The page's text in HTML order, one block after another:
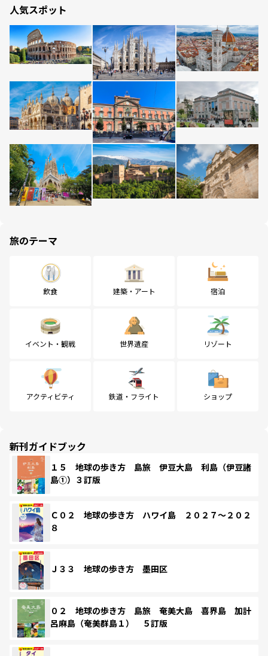
人気スポット
旅のテーマ
飲食 建築・アート 宿泊
イベント・観戦 世界遺産 リゾート
アクティビティ 鉄道・フライト ショップ
新刊ガイドブック
１５ 地球の歩き方 島旅 伊豆大島 利島（伊豆諸
島①）３訂版
Ｃ０２ 地球の歩き方 ハワイ島 ２０２７～２０２
８
Ｊ３３ 地球の歩き方 墨田区
０２ 地球の歩き方 島旅 奄美大島 喜界島 加計
呂麻島（奄美群島１） ５訂版